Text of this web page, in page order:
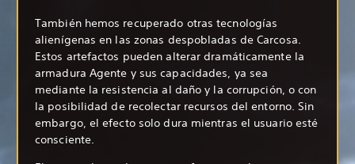
También hemos recuperado otras tecnologías
alienígenas en las zonas despobladas de Carcosa.
Estos artefactos pueden alterar dramáticamente la
armadura Agente y sus capacidades, ya sea
mediante la resistencia al daño y la corrupción, o con
la posibilidad de recolectar recursos del entorno. Sin
embargo, el efecto solo dura mientras el usuario esté
consciente.